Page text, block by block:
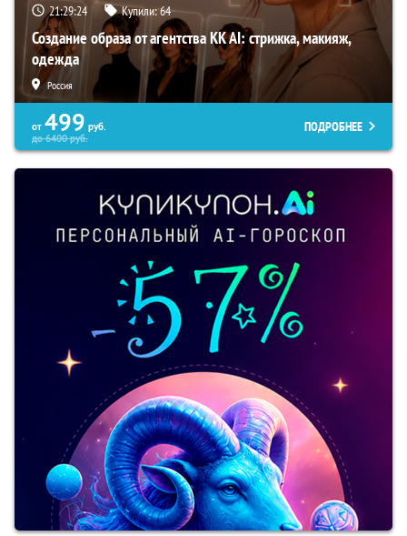
21:29:23 Купили:64
Создание образа от агентства KK AI: стрижка, макияж,
одежда
Россия
от 499 руб.
до6400руб.
ПОДРОБНЕЕ